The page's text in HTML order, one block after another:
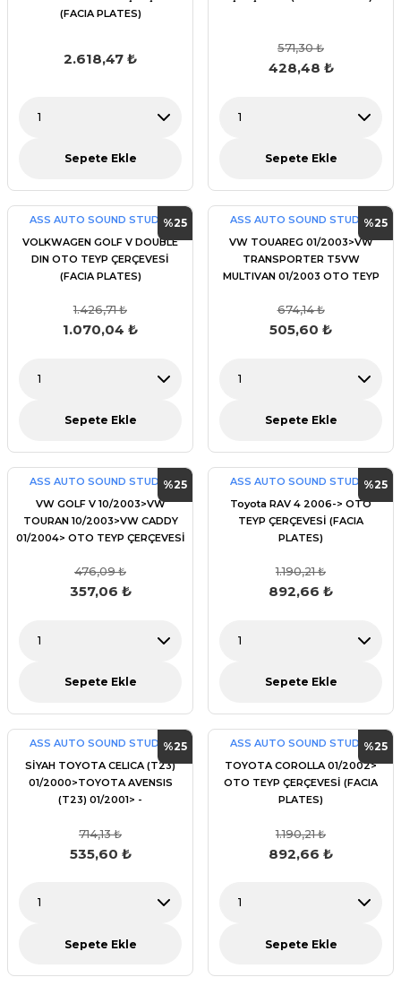
(FACIA PLATES)
2.618,47 ₺
Sepete Ekle
571,30 ₺
428,48 ₺
Sepete Ekle
%25
ASS AUTO SOUND STUDİO
VOLKWAGEN GOLF V DOUBLE
DIN OTO TEYP ÇERÇEVESİ
(FACIA PLATES)
1.426,71 ₺
1.070,04 ₺
Sepete Ekle
%25
ASS AUTO SOUND STUDİO
VW TOUAREG 01/2003>VW
TRANSPORTER T5VW
MULTIVAN 01/2003 OTO TEYP
674,14 ₺
505,60 ₺
Sepete Ekle
%25
ASS AUTO SOUND STUDİO
VW GOLF V 10/2003>VW
TOURAN 10/2003>VW CADDY
01/2004> OTO TEYP ÇERÇEVESİ
476,09 ₺
357,06 ₺
Sepete Ekle
%25
ASS AUTO SOUND STUDİO
Toyota RAV 4 2006-> OTO
TEYP ÇERÇEVESİ (FACIA
PLATES)
1.190,21 ₺
892,66 ₺
Sepete Ekle
%25
ASS AUTO SOUND STUDİO
SİYAH TOYOTA CELICA (T23)
01/2000>TOYOTA AVENSIS
(T23) 01/2001> -
YARIS VERSOTOYOTA RAV 4
OTO TEYP ÇERÇEVESİ (FACIA
714,13 ₺
535,60 ₺
Sepete Ekle
%25
ASS AUTO SOUND STUDİO
TOYOTA COROLLA 01/2002>
OTO TEYP ÇERÇEVESİ (FACIA
PLATES)
1.190,21 ₺
892,66 ₺
Sepete Ekle